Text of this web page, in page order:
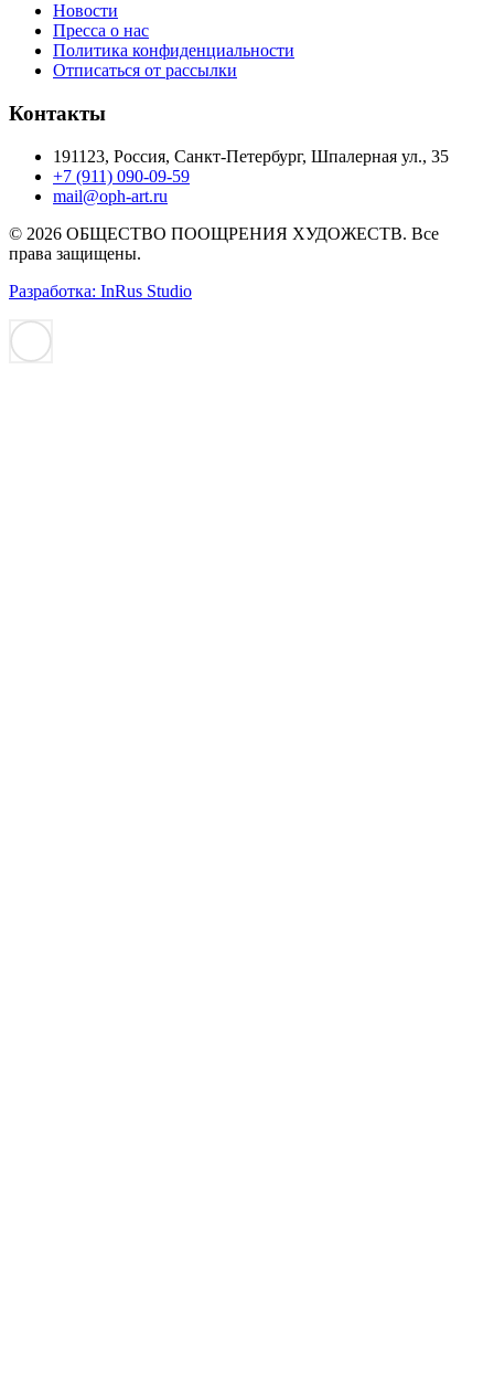
Новости
Пресса о нас
Политика конфиденциальности
Отписаться от рассылки
Контакты
191123, Россия, Санкт-Петербург, Шпалерная ул., 35
+7 (911) 090-09-59
mail@oph-art.ru
© 2026 ОБЩЕСТВО ПООЩРЕНИЯ ХУДОЖЕСТВ. Все
права защищены.
Разработка: InRus Studio